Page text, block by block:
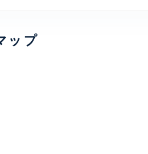
ップ